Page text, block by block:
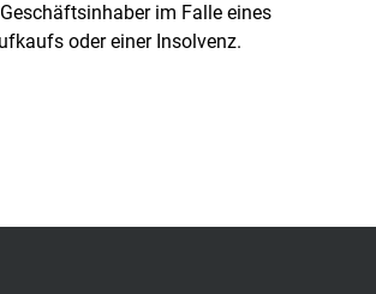
im Falle eines
oder einer Insolvenz.